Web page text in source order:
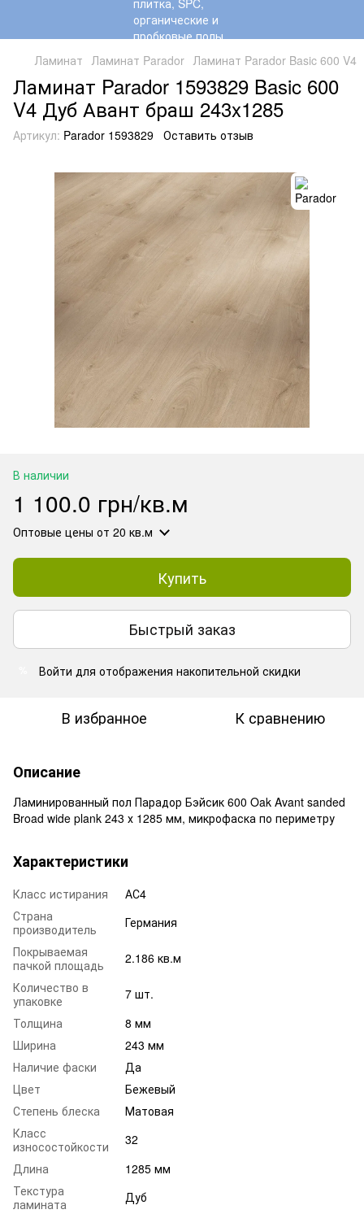
Ламинат Ламинат Parador Ламинат Parador Basic 600 V4
Ламинат Parador 1593829 Basic 600
V4 Дуб Авант браш 243x1285
Артикул: Parador 1593829 Оставить отзыв
В наличии
1 100.0 грн/кв.м
Оптовые цены от 20 кв.м
Купить
Быстрый заказ
Войти для отображения накопительной скидки
В избранное К сравнению
Описание
Ламинированный пол Парадор Бэйсик 600 Oak Avant sanded
Broad wide plank 243 х 1285 мм, микрофаска по периметру
Характеристики
Класс истирания
АС4
Страна
производитель
Германия
Покрываемая
пачкой площадь
2.186 кв.м
Количество в
упаковке
7 шт.
Толщина
8 мм
Ширина
243 мм
Наличие фаски
Да
Цвет
Бежевый
Степень блеска
Матовая
Класс
износостойкости
32
Длина
1285 мм
Текстура
ламината
Дуб